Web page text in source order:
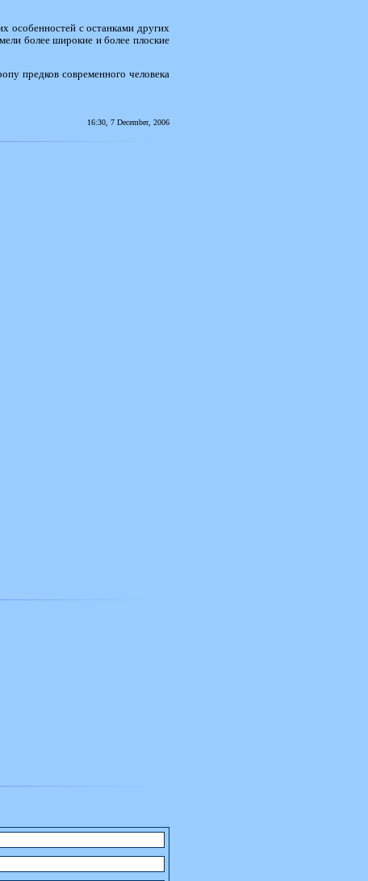
особенностей с останками других
более широкие и более плоские
предков современного человека
16:30, 7 December, 2006